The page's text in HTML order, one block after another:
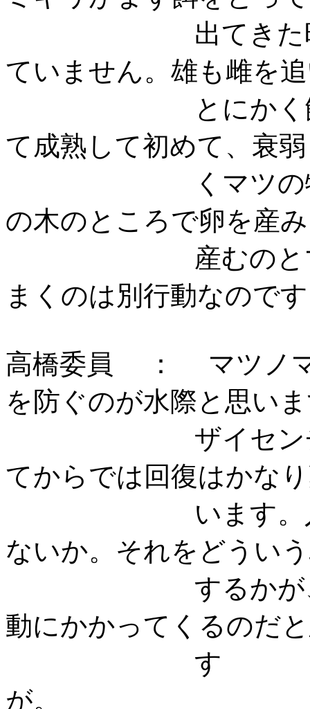
出てきた時には
ていません。雄も雌を
とにかく餌を食
て成熟して初めて、衰
くマツの特別な
の木のところで卵を産
産むのとマツノ
まくのは別行動な
高橋委員 ： マツノマ
を防ぐのが水際と思い
ザイセンチュウ
てからでは回復はかな
います。入る前
ないか。それをどうい
するかが、マツ
動にかかってくるのだ
す